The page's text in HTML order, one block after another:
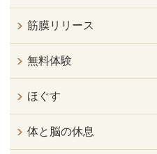
筋膜リリース
無料体験
ほぐす
体と脳の休息